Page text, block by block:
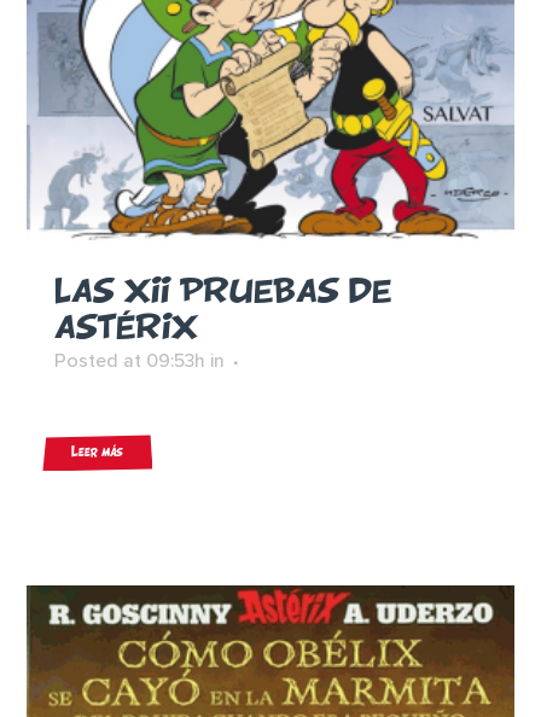
LAS XII PRUEBAS DE
ASTÉRIX
Posted at 09:53h in
Leer más